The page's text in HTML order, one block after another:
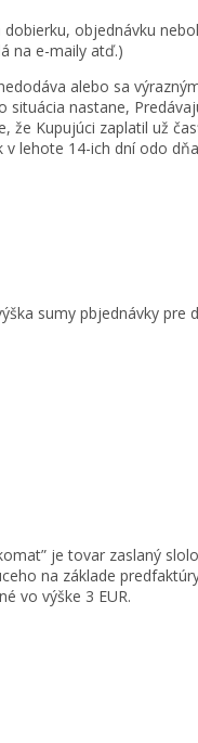
objednávku
na e-maily atď.)
alebo sa
situácia nastane,
že Kupujúci zaplatil už
lehote 14-ich dní odo
sumy pbjednávky
je tovar zaslaný
na základe
vo výške 3 EUR.